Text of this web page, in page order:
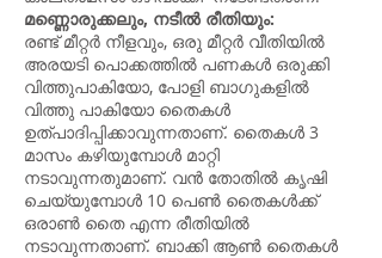
മണ്ണൊരുക്കലും, നടീൽ രീതിയും:
രണ്ട് മീറ്റർ നീളവും, ഒരു മീറ്റർ വീതിയിൽ
അരയടി പൊക്കത്തിൽ പണകൾ ഒരുക്കി
വിത്തുപാകിയോ, പോളി ബാഗുകളിൽ
വിത്തു പാകിയോ തൈകൾ
ഉത്പാദിപ്പിക്കാവുന്നതാണ്. തൈകൾ 3
മാസം കഴിയുമ്പോൾ മാറ്റി
നടാവുന്നതുമാണ്. വൻ തോതിൽ കൃഷി
ചെയ്യുമ്പോൾ 10 പെൺ തൈകൾക്ക്
ഒരാൺ തൈ എന്ന രീതിയിൽ
നടാവുന്നതാണ്. ബാക്കി ആൺ തൈകൾ